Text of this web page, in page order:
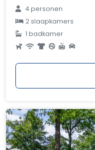
4 personen
2 slaapkamers
1 badkamer